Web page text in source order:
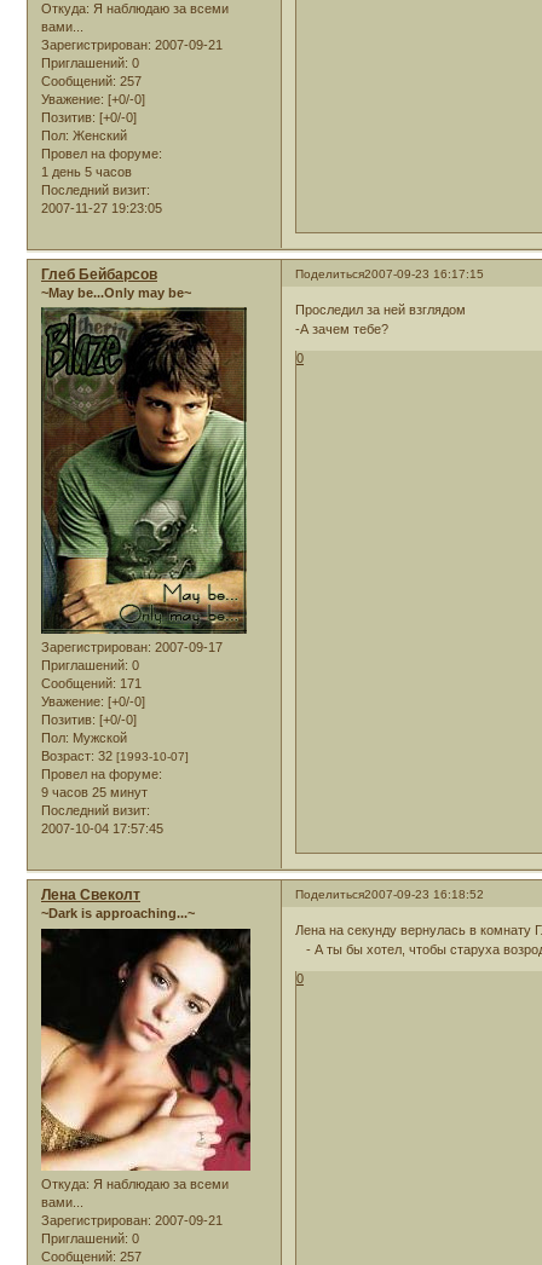
Откуда: Я наблюдаю за всеми
вами...
Зарегистрирован: 2007-09-21
Приглашений: 0
Сообщений: 257
Уважение: [+0/-0]
Позитив: [+0/-0]
Пол: Женский
Провел на форуме:
1 день 5 часов
Последний визит:
2007-11-27 19:23:05
Поделиться2007-09-23 16:17:15
Глеб Бейбарсов
~May be...Only may be~
Зарегистрирован: 2007-09-17
Приглашений: 0
Сообщений: 171
Уважение: [+0/-0]
Позитив: [+0/-0]
Пол: Мужской
Возраст: 32 [1993-10-07]
Провел на форуме:
9 часов 25 минут
Последний визит:
2007-10-04 17:57:45
Проследил за ней взглядом
-А зачем тебе?
0
Поделиться2007-09-23 16:18:52
Лена Свеколт
~Dark is approaching...~
Откуда: Я наблюдаю за всеми
вами...
Зарегистрирован: 2007-09-21
Приглашений: 0
Сообщений: 257
Лена на секунду вернулась в комнату
- А ты бы хотел, чтобы старуха
0